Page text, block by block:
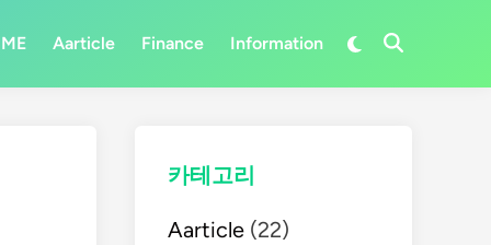
Aarticle Finance Information
Switch
Open
카테고리
Aarticle (22)